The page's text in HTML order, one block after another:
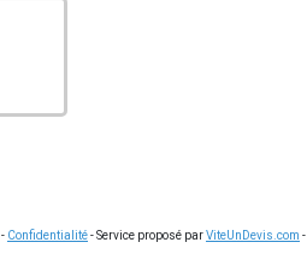
- Confidentialité- Service proposé parViteUnDevis.com -